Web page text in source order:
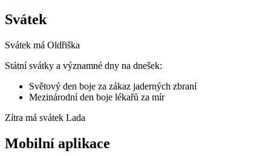
Svátek
Svátek má Oldřiška
Státní svátky a významné dny na dnešek:
Světový den boje za zákaz jaderných zbraní
Mezinárodní den boje lékařů za mír
Zítra má svátek Lada
Mobilní aplikace